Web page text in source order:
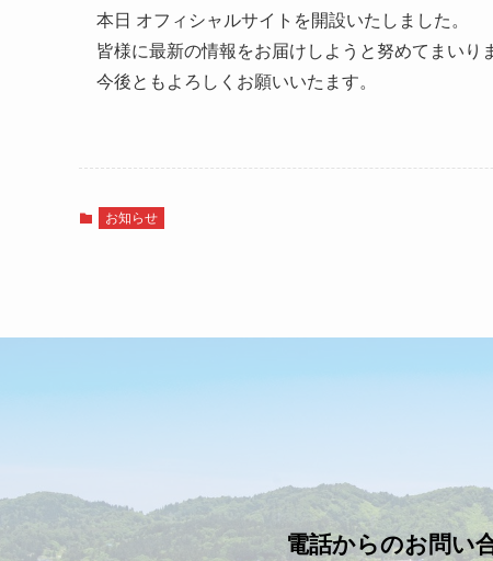
本日 オフィシャルサイトを開設いたしました。
皆様に最新の情報をお届けしようと努めてまいり
今後ともよろしくお願いいたます。
お知らせ
電話からのお問い